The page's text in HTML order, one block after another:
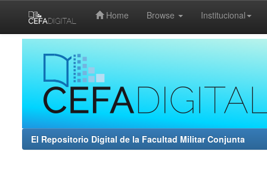
Home Browse Institucional
El Repositorio Digital de la Facultad Militar Conjunta